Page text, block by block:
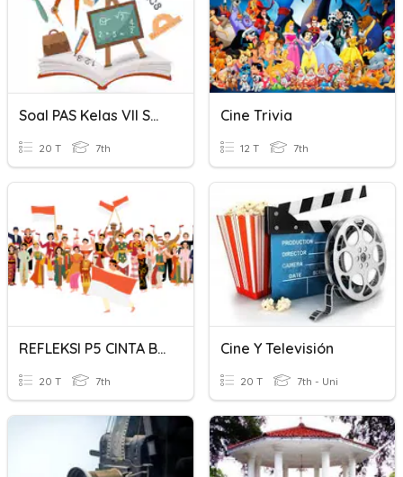
Soal PAS Kelas VII SMP NEGERI 2 CINA Tahun PelAjaran 2023/2024
20 T 7th
Cine Trivia
12 T 7th
REFLEKSI P5 CINTA BUDAYA, CINTA INDONESIA
20 T 7th
Cine Y Televisión
20 T 7th - Uni